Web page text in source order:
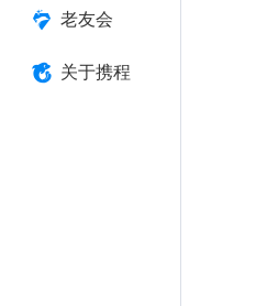
老友会
关于携程